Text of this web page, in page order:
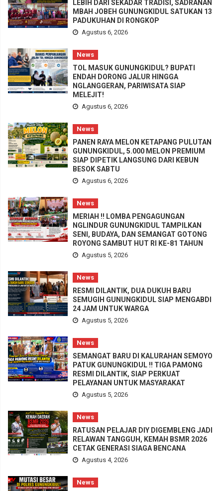
LEBIH DARI SEKADAR TRADISI, SADRANAN
MBAH JOBEH GUNUNGKIDUL SATUKAN 13
PADUKUHAN DI RONGKOP
Agustus 6, 2026
News
TOL MASUK GUNUNGKIDUL? BUPATI
ENDAH DORONG JALUR HINGGA
NGLANGGERAN, PARIWISATA SIAP
MELEJIT!
Agustus 6, 2026
News
PANEN RAYA MELON KETAPANG PULUTAN
GUNUNGKIDUL, 5.000 MELON PREMIUM
SIAP DIPETIK LANGSUNG DARI KEBUN
BESOK SABTU
Agustus 6, 2026
News
MERIAH !! LOMBA PENGAGUNGAN
NGLINDUR GUNUNGKIDUL TAMPILKAN
SENI, BUDAYA, DAN SEMANGAT GOTONG
ROYONG SAMBUT HUT RI KE-81 TAHUN
Agustus 5, 2026
News
RESMI DILANTIK, DUA DUKUH BARU
SEMUGIH GUNUNGKIDUL SIAP MENGABDI
24 JAM UNTUK WARGA
Agustus 5, 2026
News
SEMANGAT BARU DI KALURAHAN SEMOYO
PATUK GUNUNGKIDUL !! TIGA PAMONG
RESMI DILANTIK, SIAP PERKUAT
PELAYANAN UNTUK MASYARAKAT
Agustus 5, 2026
News
RATUSAN PELAJAR DIY DIGEMBLENG JADI
RELAWAN TANGGUH, KEMAH BSMR 2026
CETAK GENERASI SIAGA BENCANA
Agustus 4, 2026
News